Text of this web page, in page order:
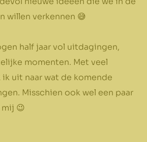
willen verkennen 😅
half jaar vol uitdagingen,
momenten. Met veel
uit naar wat de komende
Misschien ook wel een paar
😉